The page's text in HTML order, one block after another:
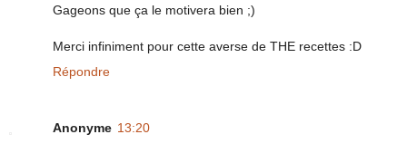
Gageons que ça le motivera bien ;)
Merci infiniment pour cette averse de THE recettes :D
Répondre
Anonyme 13:20